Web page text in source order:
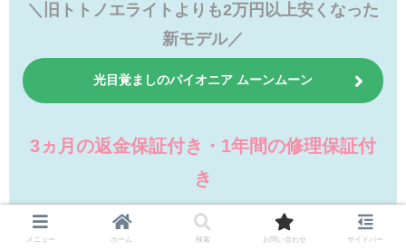
＼ 旧トトノエライトよりも2万円以上安くなった
新モデル／
光目覚ましのパイオニア ムーンムーン
3ヵ月の返金保証付き・1年間の修理保証付
き
メニュー ホーム 検索 お問い合わせ サイドバー